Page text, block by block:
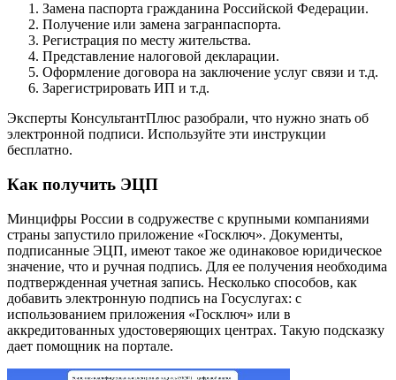
Замена паспорта гражданина Российской Федерации.
Получение или замена загранпаспорта.
Регистрация по месту жительства.
Представление налоговой декларации.
Оформление договора на заключение услуг связи и т.д.
Зарегистрировать ИП и т.д.
Эксперты КонсультантПлюс разобрали, что нужно знать об
электронной подписи. Используйте эти инструкции
бесплатно.
Как получить ЭЦП
Минцифры России в содружестве с крупными компаниями
страны запустило приложение «Госключ». Документы,
подписанные ЭЦП, имеют такое же одинаковое юридическое
значение, что и ручная подпись. Для ее получения необходима
подтвержденная учетная запись. Несколько способов, как
добавить электронную подпись на Госуслугах: с
использованием приложения «Госключ» или в
аккредитованных удостоверяющих центрах. Такую подсказку
дает помощник на портале.